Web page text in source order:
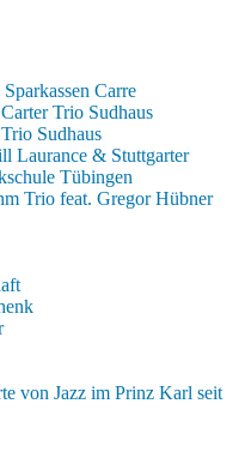
Carre
Trio Sudhaus
Sudhaus
Laurance & Stuttgarter
Tübingen
Trio feat. Gregor Hübner
von Jazz im Prinz Karl seit